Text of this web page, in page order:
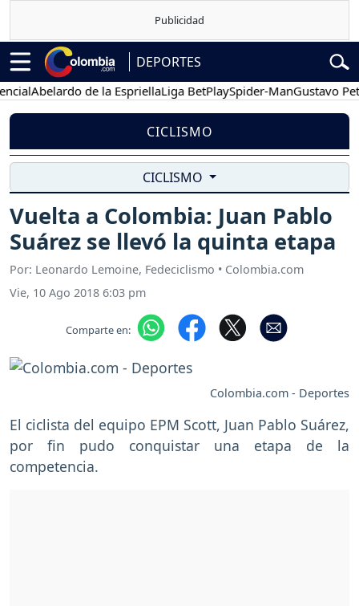
DEPORTES
Abelardo de la EspriellaLiga BetPlaySpider-ManGustavo Petro
CICLISMO
CICLISMO
Vuelta a Colombia: Juan Pablo
Suárez se llevó la quinta etapa
Por: Leonardo Lemoine, Fedeciclismo • Colombia.com
Vie, 10 Ago 2018 6:03 pm
Comparte en:
Colombia.com - Deportes
El ciclista del equipo EPM Scott, Juan Pablo Suárez,
por fin pudo conquistar una etapa de la
competencia.